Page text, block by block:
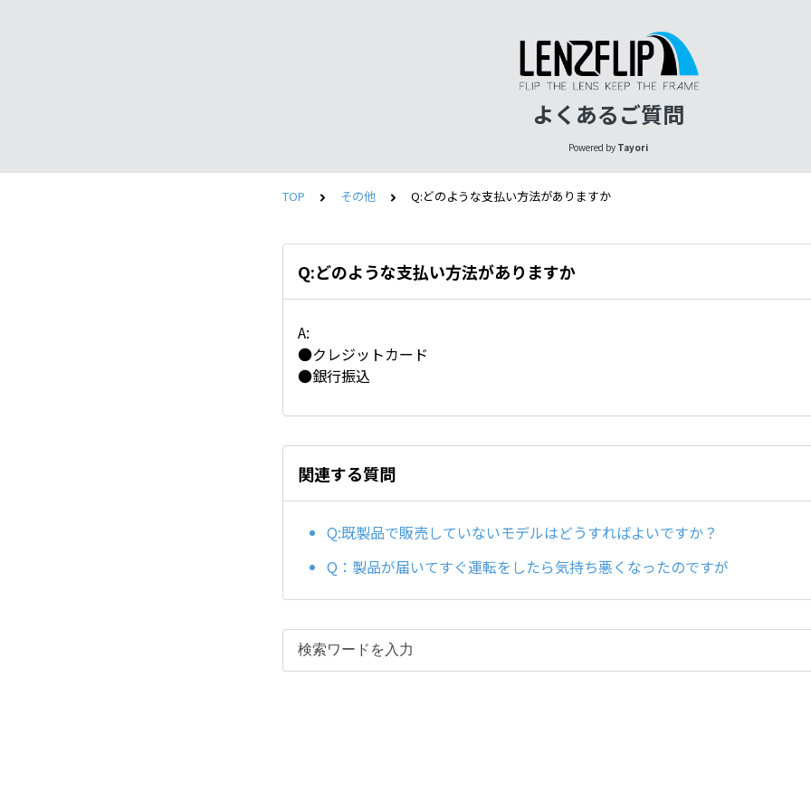
よくあるご質問
Powered by Tayori
TOP その他 Q:どのような支払い方法がありますか
Q:どのような支払い方法がありますか
A:
●クレジットカード
●銀行振込
関連する質問
Q:既製品で販売していないモデルはどうすればよいですか？
Q：製品が届いてすぐ運転をしたら気持ち悪くなったのですが